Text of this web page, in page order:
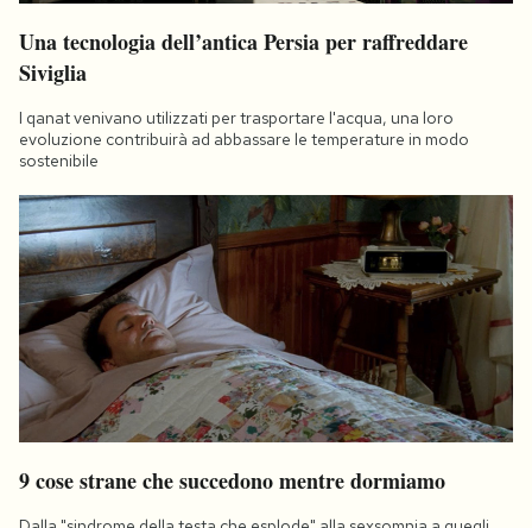
Una tecnologia dell’antica Persia per raffreddare
Siviglia
I qanat venivano utilizzati per trasportare l'acqua, una loro
evoluzione contribuirà ad abbassare le temperature in modo
sostenibile
9 cose strane che succedono mentre dormiamo